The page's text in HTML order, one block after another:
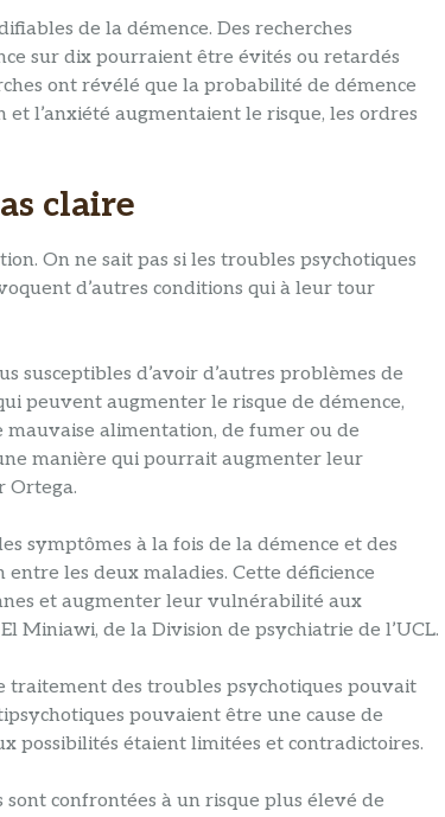
de la démence. Des recherches
sur dix pourraient être évités ou retardés
ont révélé que la probabilité de démence
l’anxiété augmentaient le risque, les ordres
claire
On ne sait pas si les troubles psychotiques
d’autres conditions qui à leur tour
susceptibles d’avoir d’autres problèmes de
peuvent augmenter le risque de démence,
mauvaise alimentation, de fumer ou de
manière qui pourrait augmenter leur
Ortega.
symptômes à la fois de la démence et des
les deux maladies. Cette déficience
et augmenter leur vulnérabilité aux
Miniawi, de la Division de psychiatrie de l’UCL.
traitement des troubles psychotiques pouvait
pouvaient être une cause de
possibilités étaient limitées et contradictoires.
confrontées à un risque plus élevé de